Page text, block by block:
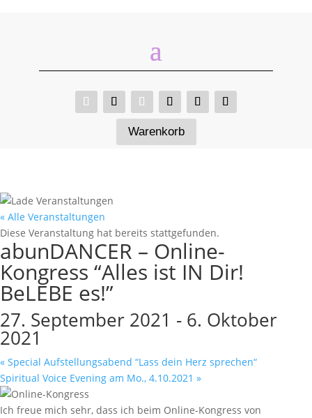
Warenkorb
« Alle Veranstaltungen
Diese Veranstaltung hat bereits stattgefunden.
abunDANCER – Online-
Kongress “Alles ist IN Dir!
BeLEBE es!”
27. September 2021 - 6. Oktober
2021
« Special Aufstellungsabend “Lass dein Herz sprechen“
Spiritual Voice Evening am Mo., 4.10.2021 »
Ich freue mich sehr, dass ich beim Online-Kongress von